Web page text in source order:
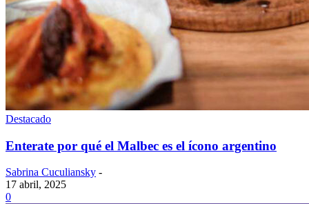
Destacado
Enterate por qué el Malbec es el ícono argentino
Sabrina Cuculiansky -
17 abril, 2025
0